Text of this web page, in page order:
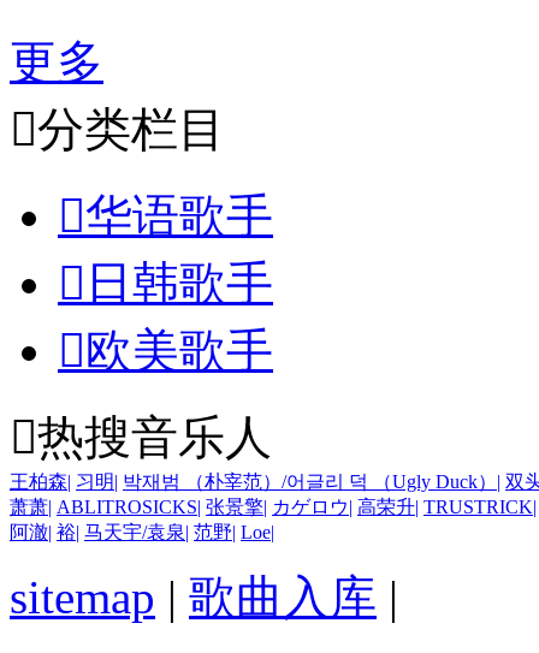
更多
分类栏目
华语歌手
 日韩歌手
欧美歌手
热搜音乐人
王柏森| 习明| 박재범 （朴宰范）/어글리 덕 （Ugly Duck） | 双
萧萧| ABLITROSICKS| 张景擎| カゲロウ| 高荣升| TRUSTRICK|
阿澈| 裕| 马天宇/袁泉| 范野| Loe|
sitemap | 歌曲入库 |